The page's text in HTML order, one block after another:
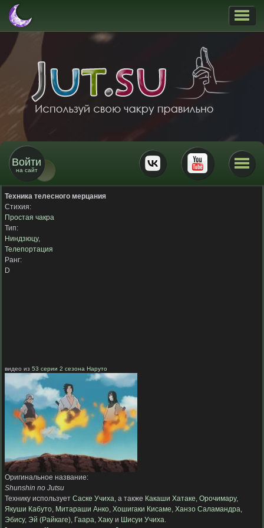
Войти
на сайт
Техника телесного мерцания
Стихия:
Простая чакра
Тип:
Ниндзюцу,
Телепортация
Ранг:
D
видео из 53 серии 2 сезона Наруто
Оригинальное название:
Shunshin no Jutsu
Технику использует Саске Учиха, а также Какаши Хатаке, Орочимару,
Якуши Кабуто, Митараши Анко, Хошигаки Кисаме, Ханзо Саламандра,
Эбису, Эй (Райкаге), Гаара, Хаку и Шисуи Учиха.